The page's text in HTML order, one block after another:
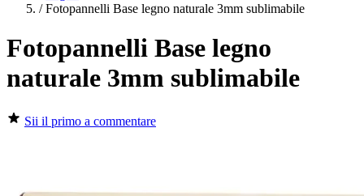
/ Fotopannelli Base legno naturale 3mm sublimabile
Fotopannelli Base legno
naturale 3mm sublimabile
Sii il primo a commentare